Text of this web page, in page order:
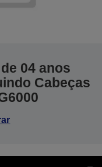
04 anos
Cabeças